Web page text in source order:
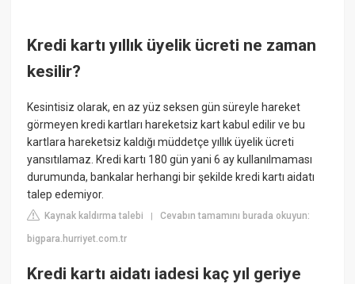
Kredi kartı yıllık üyelik ücreti ne zaman
kesilir?
Kesintisiz olarak, en az yüz seksen gün süreyle hareket
görmeyen kredi kartları hareketsiz kart kabul edilir ve bu
kartlara hareketsiz kaldığı müddetçe yıllık üyelik ücreti
yansıtılamaz. Kredi kartı 180 gün yani 6 ay kullanılmaması
durumunda, bankalar herhangi bir şekilde kredi kartı aidatı
talep edemiyor.
Kaynak kaldırma talebi |Cevabın tamamını burada okuyun:
bigpara.hurriyet.com.tr
Kredi kartı aidatı iadesi kaç yıl geriye